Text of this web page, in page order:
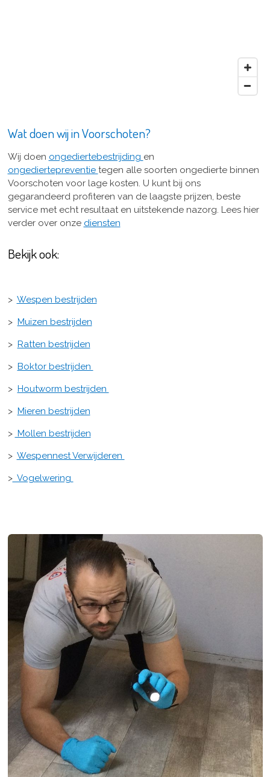
Wat doen wij in Voorschoten?
Wij doen ongediertebestrijding en
ongediertepreventie tegen alle soorten ongedierte binnen
Voorschoten voor lage kosten. U kunt bij ons
gegarandeerd profiteren van de laagste prijzen, beste
service met echt resultaat en uitstekende nazorg. Lees hier
verder over onze diensten
Bekijk ook:
> Wespen bestrijden
> Muizen bestrijden
> Ratten bestrijden
> Boktor bestrijden
> Houtworm bestrijden
> Mieren bestrijden
> Mollen bestrijden
> Wespennest Verwijderen
>Vogelwering